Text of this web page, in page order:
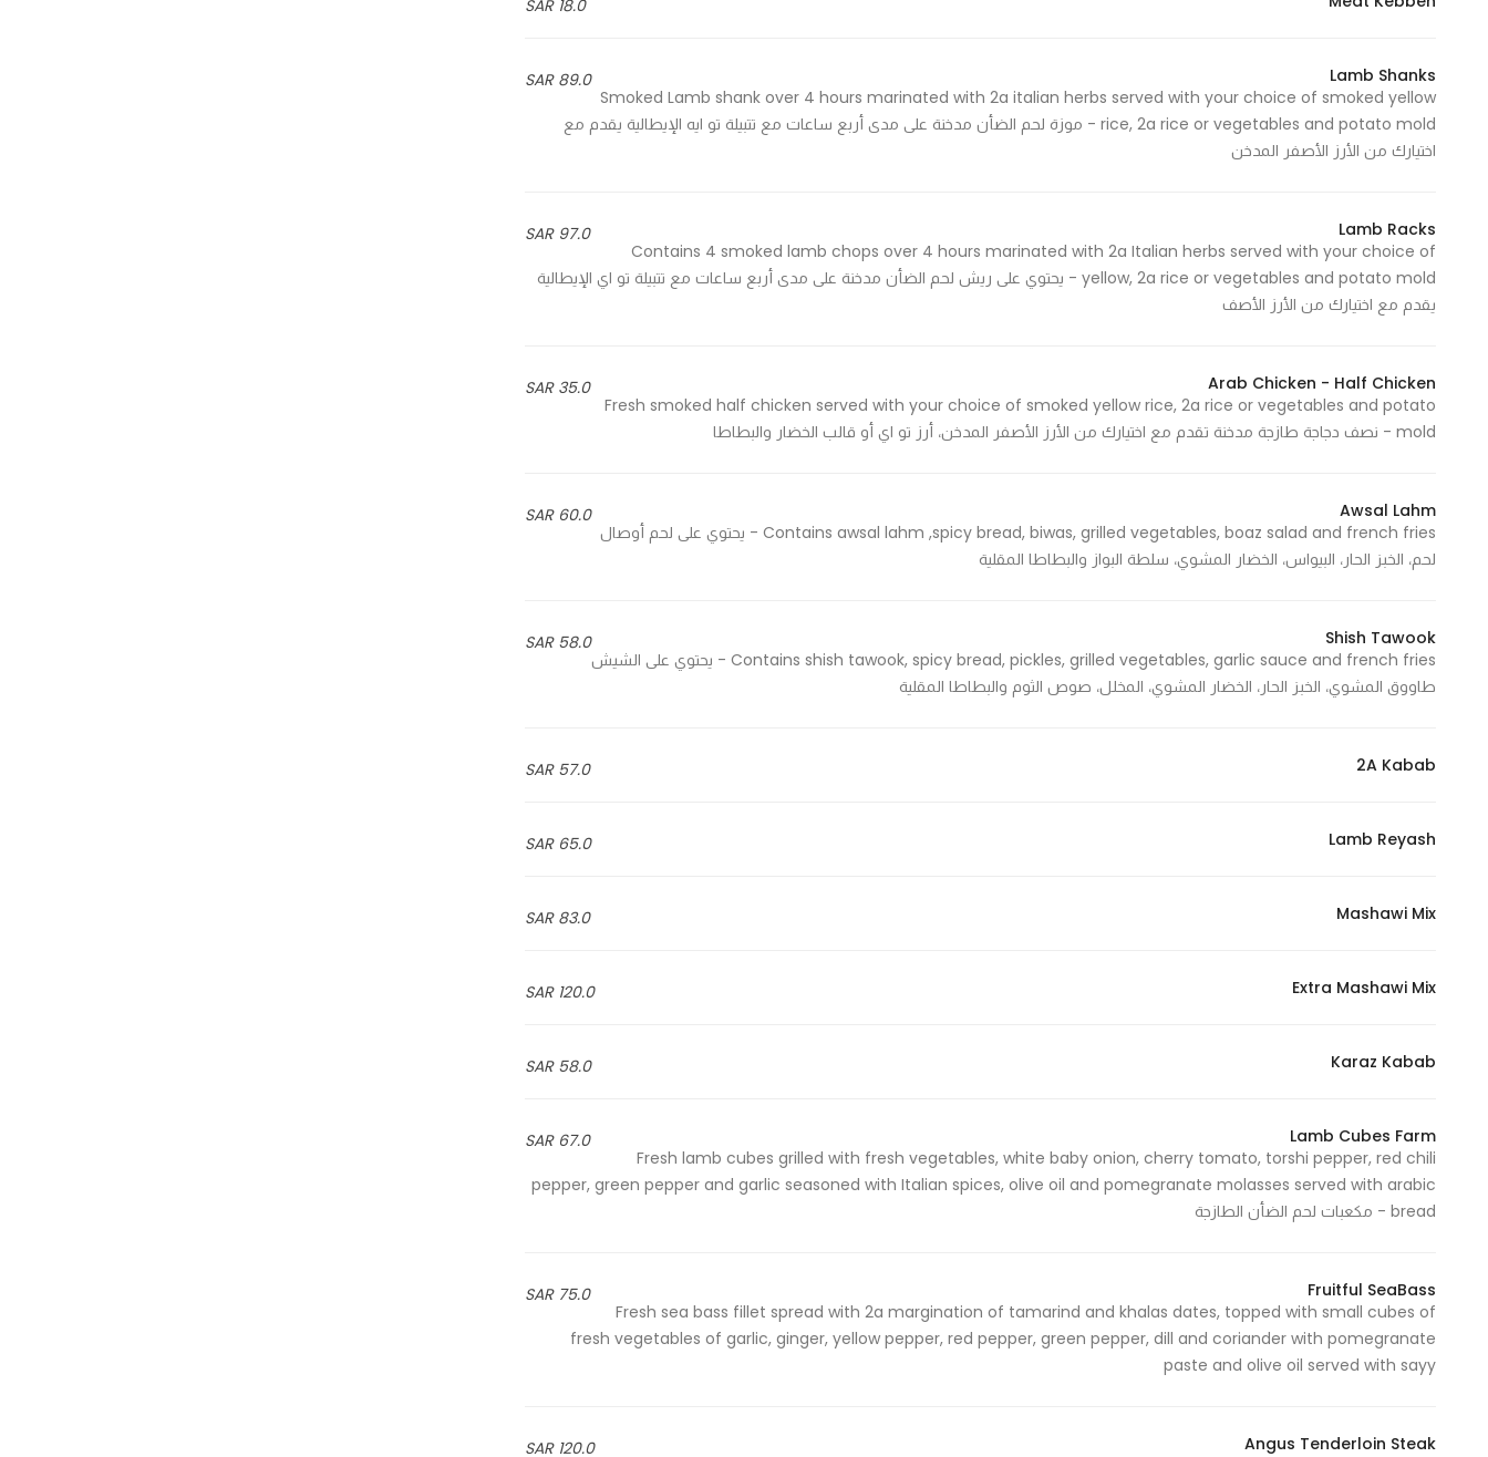
18.0 SAR
89.0 SAR
Lamb Shanks
Smoked Lamb shank over 4 hours marinated with 2a italian herbs served with your choice of smoked yellow
rice, 2a rice or vegetables and potato mold - موزة لحم الضأن مدخنة على مدى أربع ساعات مع تتبيلة تو ايه الإيطالية يقدم مع
اختيارك من الأرز الأصفر المدخن
97.0 SAR
Lamb Racks
Contains 4 smoked lamb chops over 4 hours marinated with 2a Italian herbs served with your choice of
yellow, 2a rice or vegetables and potato mold - يحتوي على ريش لحم الضأن مدخنة على مدى أربع ساعات مع تتبيلة تو اي الإيطالية
يقدم مع اختيارك من الأرز الأصف
35.0 SAR
Arab Chicken - Half Chicken
Fresh smoked half chicken served with your choice of smoked yellow rice, 2a rice or vegetables and potato
mold - نصف دجاجة طازجة مدخنة تقدم مع اختيارك من الأرز الأصفر المدخن، أرز تو اي أو قالب الخضار والبطاطا
60.0 SAR
Awsal Lahm
Contains awsal lahm ,spicy bread, biwas, grilled vegetables, boaz salad and french fries - يحتوي على لحم أوصال
لحم، الخبز الحار، البيواس، الخضار المشوي، سلطة البواز والبطاطا المقلية
58.0 SAR
Shish Tawook
Contains shish tawook, spicy bread, pickles, grilled vegetables, garlic sauce and french fries - يحتوي على الشيش
طاووق المشوي، الخبز الحار، الخضار المشوي، المخلل، صوص الثوم والبطاطا المقلية
57.0 SAR 2A Kabab
65.0 SAR Lamb Reyash
83.0 SAR Mashawi Mix
120.0 SAR Extra Mashawi Mix
58.0 SAR Karaz Kabab
67.0 SAR
Lamb Cubes Farm
Fresh lamb cubes grilled with fresh vegetables, white baby onion, cherry tomato, torshi pepper, red chili
pepper, green pepper and garlic seasoned with Italian spices, olive oil and pomegranate molasses served with arabic
bread - مكعبات لحم الضأن الطازجة
75.0 SAR
Fruitful SeaBass
Fresh sea bass fillet spread with 2a margination of tamarind and khalas dates, topped with small cubes of
fresh vegetables of garlic, ginger, yellow pepper, red pepper, green pepper, dill and coriander with pomegranate
paste and olive oil served with sayy
120.0 SAR
Angus Tenderloin Steak